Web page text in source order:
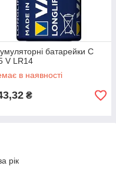
батарейки C
V LR14
в наявності
₴
рік